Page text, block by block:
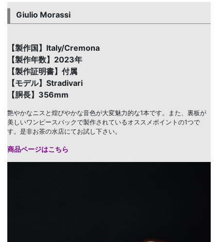
Giulio Morassi
【製作国】Italy/Cremona
【製作年数】2023年
【製作証明書】付属
【モデル】Stradivari
【胴長】356mm
艶やかなニスと煌びやかな音色が大変魅力的な1本です。また、裏板が
美しいワンピースバックで製作されているオススメポイントの1つで
す。是非お茶の水店にてお試し下さい。
商品ページはこちら